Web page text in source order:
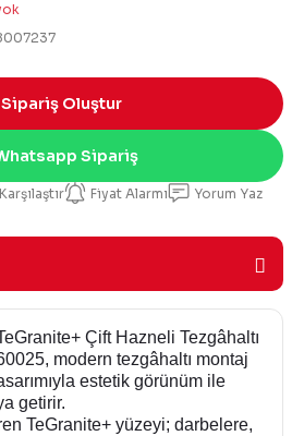
Sipariş Oluştur
Sipariş
Karşılaştır Fiyat Alarmı Yorum Yaz
Çift Hazneli Tezgâhaltı
modern tezgâhaltı montaj
estetik görünüm ile
getirir.
TeGranite+ yüzeyi; darbelere,